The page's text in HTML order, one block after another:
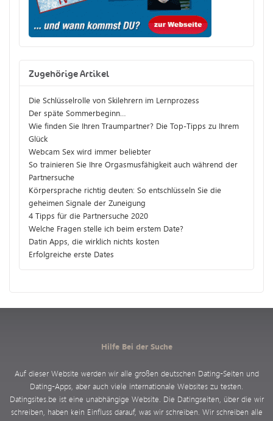
Zugehörige Artikel
Die Schlüsselrolle von Skilehrern im Lernprozess
Der späte Sommerbeginn…
Wie finden Sie Ihren Traumpartner? Die Top-Tipps zu Ihrem
Glück
Webcam Sex wird immer beliebter
So trainieren Sie Ihre Orgasmusfähigkeit auch während der
Partnersuche
Körpersprache richtig deuten: So entschlüsseln Sie die
geheimen Signale der Zuneigung
4 Tipps für die Partnersuche 2020
Welche Fragen stelle ich beim erstem Date?
Datin Apps, die wirklich nichts kosten
Erfolgreiche erste Dates
Hilfe Bei der Suche
Auf dieser Website werden wir alle großen deutschen Dating-Seiten und
Dating-Apps, aber auch viele internationale Websites zu testen.
Datingsites.be ist eine unabhängige Website. Die Datingseiten, über die wir
schreiben, haben kein Einfluss darauf, was wir schreiben. Wir schreiben alle